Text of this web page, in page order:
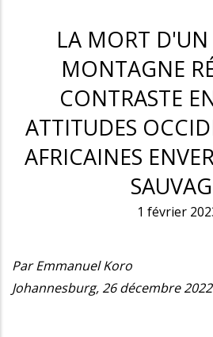
LA MORT
MONTAGNE
CONTRASTE
ATTITUDES
AFRICAINES
1 février
Par Emmanuel Koro
Johannesburg, 26 décembre 2022